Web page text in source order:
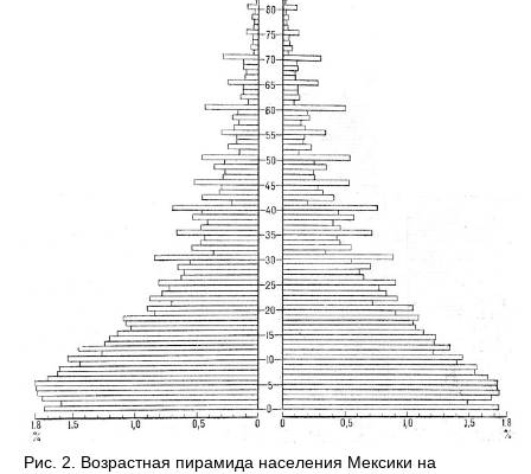
Рис. 2. Возрастная пирамида населения Мексики на